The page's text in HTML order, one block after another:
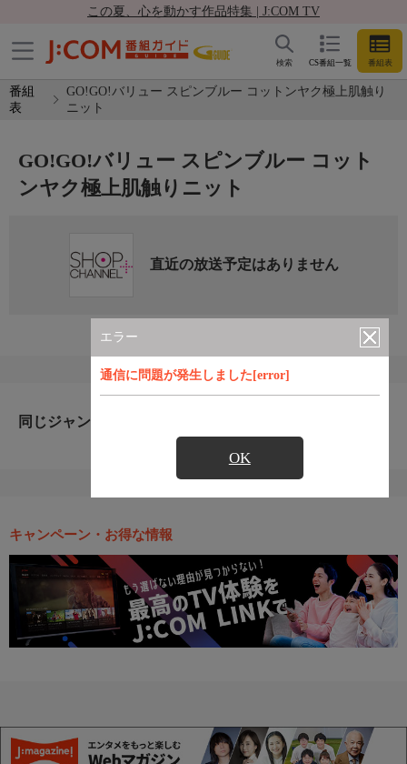
この夏、心を動かす作品特集 | J:COM TV
CS番組一覧 番組表
検索
番組
表
GO!GO!バリュー スピンブルー コットンヤク極上肌触り
ニット
エラー
通信に問題が発生しました[error]
OK
GO!GO!バリュー スピンブルー コット
ンヤク極上肌触りニット
直近の放送予定はありません
同じジャンルのおすすめ番組
キャンペーン・お得な情報